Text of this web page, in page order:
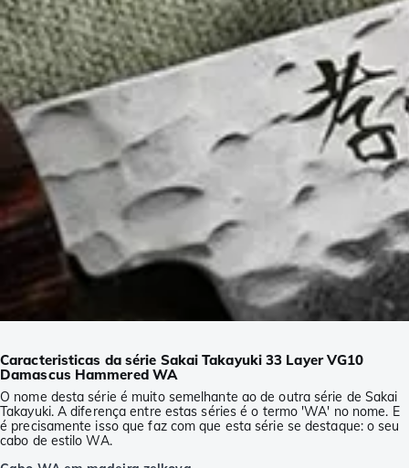
Caracteristicas da série Sakai Takayuki 33 Layer VG10
Damascus Hammered WA
O nome desta série é muito semelhante ao de outra série de Sakai
Takayuki. A diferença entre estas séries é o termo 'WA' no nome. E
é precisamente isso que faz com que esta série se destaque: o seu
cabo de estilo WA.